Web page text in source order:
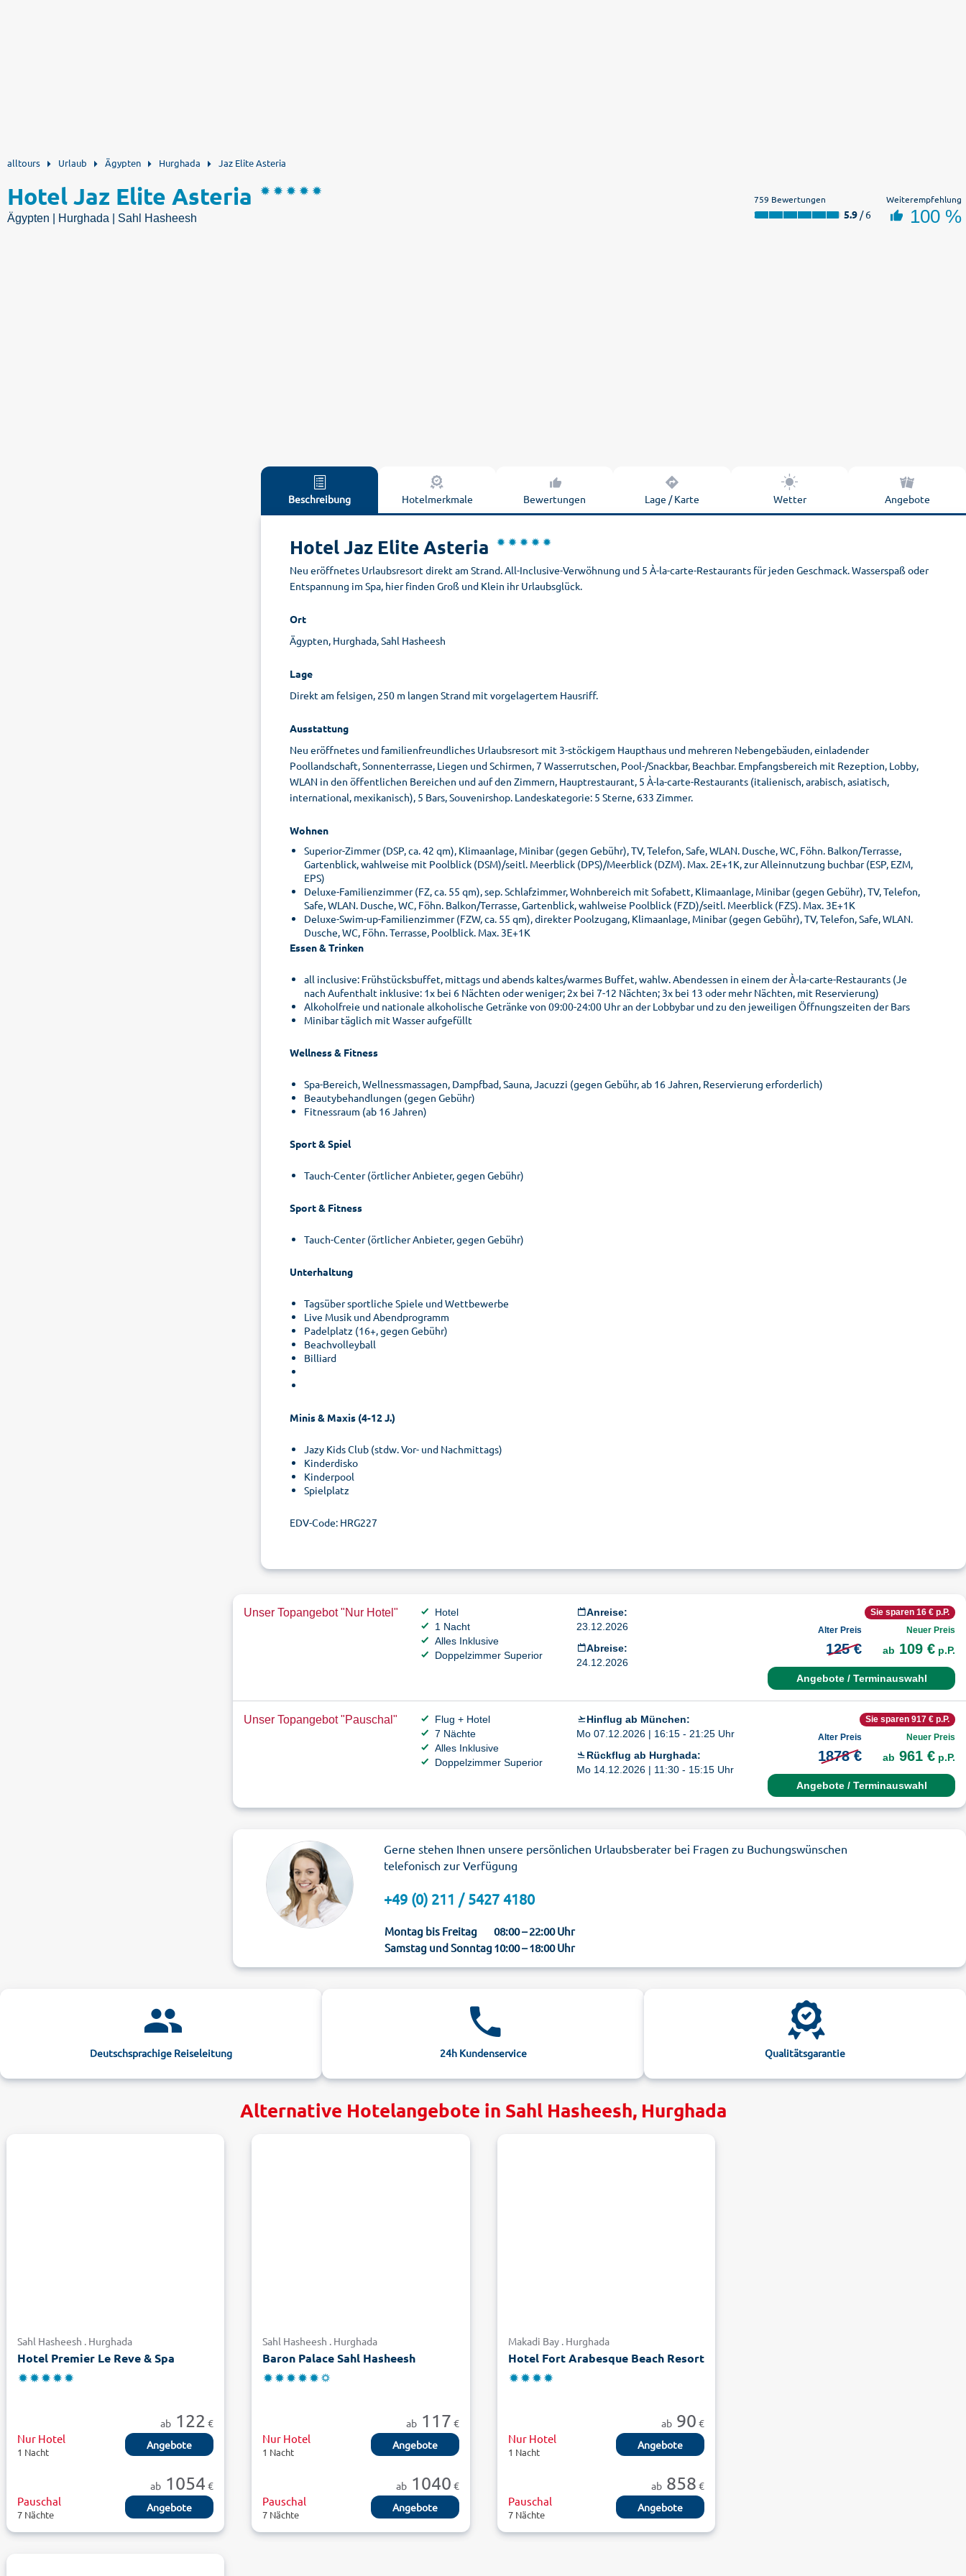
alltours Urlaub Ägypten Hurghada Jaz Elite Asteria
Hotel Jaz Elite Asteria
Ägypten | Hurghada | Sahl Hasheesh
759 Bewertungen
5.9 / 6
Weiterempfehlung
100 %
Beschreibung Hotelmerkmale Bewertungen Lage / Karte Wetter Angebote
Hotel Jaz Elite Asteria
Neu eröffnetes Urlaubsresort direkt am Strand. All-Inclusive-Verwöhnung und 5 À-la-carte-Restaurants für jeden Geschmack. Wasserspaß oder
Entspannung im Spa, hier finden Groß und Klein ihr Urlaubsglück.
Ort
Ägypten, Hurghada, Sahl Hasheesh
Lage
Direkt am felsigen, 250 m langen Strand mit vorgelagertem Hausriff.
Ausstattung
Neu eröffnetes und familienfreundliches Urlaubsresort mit 3-stöckigem Haupthaus und mehreren Nebengebäuden, einladender
Poollandschaft, Sonnenterrasse, Liegen und Schirmen, 7 Wasserrutschen, Pool-/Snackbar, Beachbar. Empfangsbereich mit Rezeption, Lobby,
WLAN in den öffentlichen Bereichen und auf den Zimmern, Hauptrestaurant, 5 À-la-carte-Restaurants (italienisch, arabisch, asiatisch,
international, mexikanisch), 5 Bars, Souvenirshop. Landeskategorie: 5 Sterne, 633 Zimmer.
Wohnen
Superior-Zimmer (DSP, ca. 42 qm), Klimaanlage, Minibar (gegen Gebühr), TV, Telefon, Safe, WLAN. Dusche, WC, Föhn. Balkon/Terrasse,
Gartenblick, wahlweise mit Poolblick (DSM)/seitl. Meerblick (DPS)/Meerblick (DZM). Max. 2E+1K, zur Alleinnutzung buchbar (ESP, EZM,
EPS)
Deluxe-Familienzimmer (FZ, ca. 55 qm), sep. Schlafzimmer, Wohnbereich mit Sofabett, Klimaanlage, Minibar (gegen Gebühr), TV, Telefon,
Safe, WLAN. Dusche, WC, Föhn. Balkon/Terrasse, Gartenblick, wahlweise Poolblick (FZD)/seitl. Meerblick (FZS). Max. 3E+1K
Deluxe-Swim-up-Familienzimmer (FZW, ca. 55 qm), direkter Poolzugang, Klimaanlage, Minibar (gegen Gebühr), TV, Telefon, Safe, WLAN.
Dusche, WC, Föhn. Terrasse, Poolblick. Max. 3E+1K
Essen & Trinken
all inclusive: Frühstücksbuffet, mittags und abends kaltes/warmes Buffet, wahlw. Abendessen in einem der À-la-carte-Restaurants (Je
nach Aufenthalt inklusive: 1x bei 6 Nächten oder weniger; 2x bei 7-12 Nächten; 3x bei 13 oder mehr Nächten, mit Reservierung)
Alkoholfreie und nationale alkoholische Getränke von 09:00-24:00 Uhr an der Lobbybar und zu den jeweiligen Öffnungszeiten der Bars
Minibar täglich mit Wasser aufgefüllt
Wellness & Fitness
Spa-Bereich, Wellnessmassagen, Dampfbad, Sauna, Jacuzzi (gegen Gebühr, ab 16 Jahren, Reservierung erforderlich)
Beautybehandlungen (gegen Gebühr)
Fitnessraum (ab 16 Jahren)
Sport & Spiel
Tauch-Center (örtlicher Anbieter, gegen Gebühr)
Sport & Fitness
Tauch-Center (örtlicher Anbieter, gegen Gebühr)
Unterhaltung
Tagsüber sportliche Spiele und Wettbewerbe
Live Musik und Abendprogramm
Padelplatz (16+, gegen Gebühr)
Beachvolleyball
Billiard
Minis & Maxis (4-12 J.)
Jazy Kids Club (stdw. Vor- und Nachmittags)
Kinderdisko
Kinderpool
Spielplatz
EDV-Code: HRG227
Unser Topangebot "Nur Hotel"
Hotel
1 Nacht
Alles Inklusive
Doppelzimmer Superior
Anreise:
23.12.2026
Abreise:
24.12.2026
Sie sparen 16 € p.P.
Alter Preis
125 €
Neuer Preis
ab 109 € p.P.
Angebote / Terminauswahl
Unser Topangebot "Pauschal"
Flug + Hotel
7 Nächte
Alles Inklusive
Doppelzimmer Superior
Hinflug ab München:
Mo 07.12.2026 | 16:15 - 21:25 Uhr
Rückflug ab Hurghada:
Mo 14.12.2026 | 11:30 - 15:15 Uhr
Sie sparen 917 € p.P.
Alter Preis
1878 €
Neuer Preis
ab 961 € p.P.
Angebote / Terminauswahl
Gerne stehen Ihnen unsere persönlichen Urlaubsberater bei Fragen zu Buchungswünschen
telefonisch zur Verfügung
+49 (0) 211 / 5427 4180
Montag bis Freitag
08:00 – 22:00 Uhr
Samstag und Sonntag10:00 – 18:00 Uhr
Deutschsprachige Reiseleitung 24h Kundenservice Qualitätsgarantie
Alternative Hotelangebote in Sahl Hasheesh, Hurghada
Sahl Hasheesh . Hurghada
Hotel Premier Le Reve & Spa
ab 122 €
Nur Hotel
1 Nacht
Angebote
ab 1054 €
Pauschal
7 Nächte
Angebote
Sahl Hasheesh . Hurghada
Baron Palace Sahl Hasheesh
ab117 €
Nur Hotel
1 Nacht
Angebote
ab1040 €
Pauschal
7 Nächte
Angebote
Makadi Bay . Hurghada
Hotel Fort Arabesque Beach Resort
ab 90 €
Nur Hotel
1 Nacht
Angebote
ab 858 €
Pauschal
7 Nächte
Angebote